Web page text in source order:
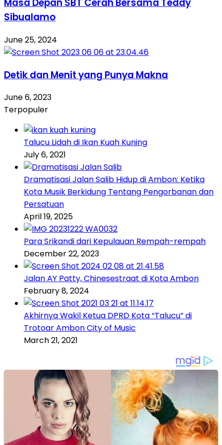
Masa Depan SBT Cerah Bersama Teddy
Sibualamo
June 25, 2024
Detik dan Menit yang Punya Makna
June 6, 2023
Terpopuler
Talucu Lidah di Ikan Kuah Kuning
July 6, 2021
Dramatisasi Jalan Salib Hidup di Ambon: Ketika
Kota Musik Berkidung Tentang Pengorbanan dan
Persatuan
April 19, 2025
Para Srikandi dari Kepulauan Rempah-rempah
December 22, 2023
Jalan AY Patty, Chinesestraat di Kota Ambon
February 8, 2024
Akhirnya Wakil Ketua DPRD Kota “Talucu” di
Trotoar Ambon City of Music
March 21, 2021